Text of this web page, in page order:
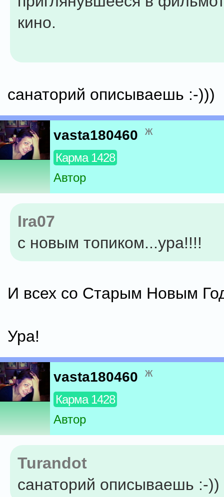
кино.
санаторий описываешь :-)))
vasta180460 ж
Карма 1428
Автор
Ira07
с новым топиком...ура!!!!
И всех со Старым Новым
Ура!
vasta180460 ж
Карма 1428
Автор
Turandot
санаторий описываешь :-))